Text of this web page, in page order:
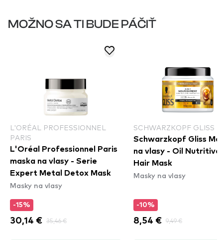
MOŽNO SA TI BUDE PÁČIŤ
L'ORÉAL PROFESSIONNEL
PARIS
L'Oréal Professionnel Paris
maska na vlasy - Serie
Expert Metal Detox Mask
Masky na vlasy
-15%
30,14 € 35,46 €
SCHWARZKOPF GLISS
Schwarzkopf Gliss
na vlasy - Oil Nutritive
Hair Mask
Masky na vlasy
-10%
8,54 € 9,49 €